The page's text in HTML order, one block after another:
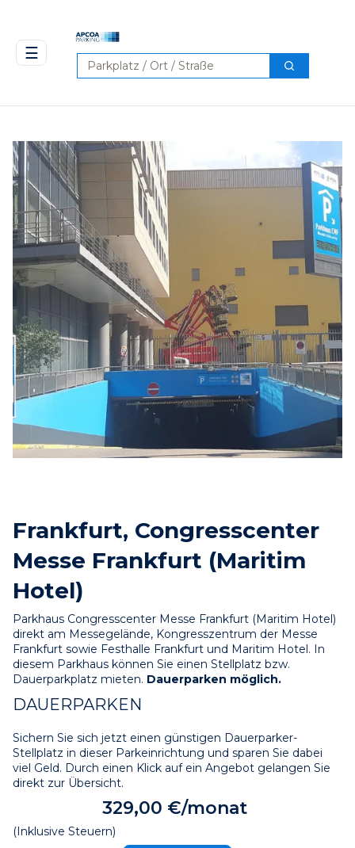
☰ Suchen
Suchen
Frankfurt, Congresscenter
Messe Frankfurt (Maritim
Hotel)
Parkhaus Congresscenter Messe Frankfurt (Maritim Hotel)
direkt am Messegelände, Kongresszentrum der Messe
Frankfurt sowie Festhalle Frankfurt und Maritim Hotel. In
diesem Parkhaus können Sie einen Stellplatz bzw.
Dauerparkplatz mieten. Dauerparken möglich.
DAUERPARKEN
Sichern Sie sich jetzt einen günstigen Dauerparker-
Stellplatz in dieser Parkeinrichtung und sparen Sie dabei
viel Geld. Durch einen Klick auf ein Angebot gelangen Sie
direkt zur Übersicht.
329,00 €/monat
(Inklusive Steuern)